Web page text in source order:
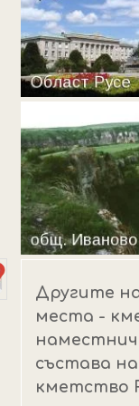
Другите
места -
състава на
кметство